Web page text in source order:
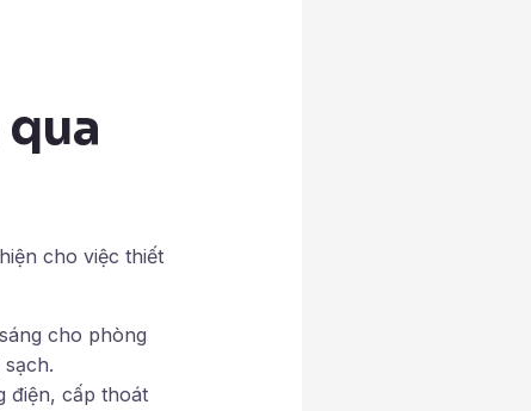
cho việc thiết
cho phòng
điện, cấp thoát